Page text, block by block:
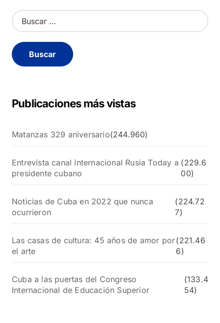
B
u
c
a
Publicaciones más vistas
Matanzas 329 aniversario(244.960)
Entrevista canal internacional Rusia Today a
presidente cubano
(229.6
00)
Noticias de Cuba en 2022 que nunca
ocurrieron
(224.72
7)
Las casas de cultura: 45 años de amor por
el arte
(221.46
6)
Cuba a las puertas del Congreso
Internacional de Educación Superior
(133.4
54)